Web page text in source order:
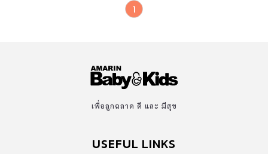
1
เพื่อลูกฉลาด ดี และ มีสุข
USEFUL LINKS